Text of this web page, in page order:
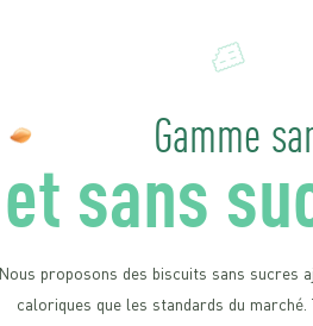
Gamme
et sans
Nous proposons des biscuits sans sucres
caloriques que les standards du